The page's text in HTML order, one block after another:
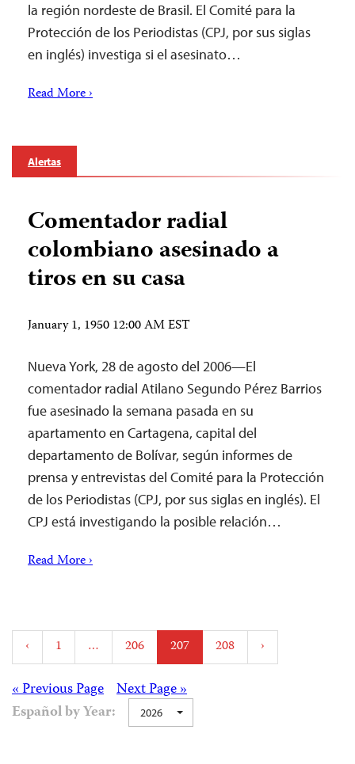
la región nordeste de Brasil. El Comité para la
Protección de los Periodistas (CPJ, por sus siglas
en inglés) investiga si el asesinato…
Read More ›
Alertas
Comentador radial
colombiano asesinado a
tiros en su casa
January 1, 1950 12:00 AM EST
Nueva York, 28 de agosto del 2006—El
comentador radial Atilano Segundo Pérez Barrios
fue asesinado la semana pasada en su
apartamento en Cartagena, capital del
departamento de Bolívar, según informes de
prensa y entrevistas del Comité para la Protección
de los Periodistas (CPJ, por sus siglas en inglés). El
CPJ está investigando la posible relación…
Read More ›
Posts
pagination
‹ 1 … 206 207 208 ›
Posts
navigation
Next Page »
« Previous Page
Español by Year:
2026